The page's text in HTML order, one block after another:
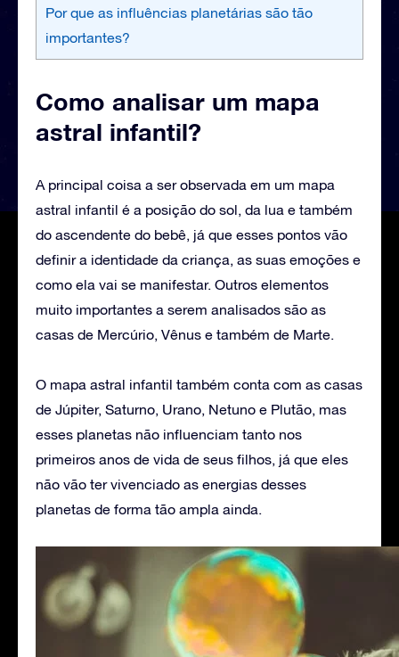
Por que as influências planetárias são tão
importantes?
Como analisar um mapa
astral infantil?
‌A principal coisa a ser observada em um mapa
astral infantil é a posição do sol, da lua e também
do ascendente do bebê, já que esses pontos vão
definir a identidade da criança, as suas emoções e
como ela vai se manifestar. Outros elementos
muito importantes a serem analisados são as
casas de Mercúrio, Vênus e também de Marte.
O mapa astral infantil também conta com as casas
de Júpiter, Saturno, Urano, Netuno e Plutão, mas
esses planetas não influenciam tanto nos
primeiros anos de vida de seus filhos, já que eles
não vão ter vivenciado as energias desses
planetas de forma tão ampla ainda.